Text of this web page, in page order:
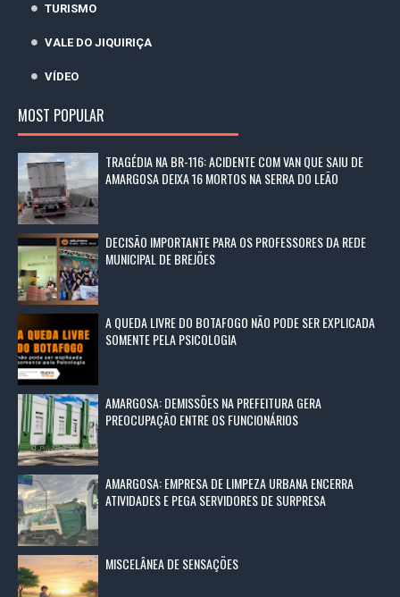
TURISMO
VALE DO JIQUIRIÇA
VÍDEO
MOST POPULAR
TRAGÉDIA NA BR-116: ACIDENTE COM VAN QUE SAIU DE
AMARGOSA DEIXA 16 MORTOS NA SERRA DO LEÃO
DECISÃO IMPORTANTE PARA OS PROFESSORES DA REDE
MUNICIPAL DE BREJÕES
A QUEDA LIVRE DO BOTAFOGO NÃO PODE SER EXPLICADA
SOMENTE PELA PSICOLOGIA
AMARGOSA: DEMISSÕES NA PREFEITURA GERA
PREOCUPAÇÃO ENTRE OS FUNCIONÁRIOS
AMARGOSA: EMPRESA DE LIMPEZA URBANA ENCERRA
ATIVIDADES E PEGA SERVIDORES DE SURPRESA
MISCELÂNEA DE SENSAÇÕES